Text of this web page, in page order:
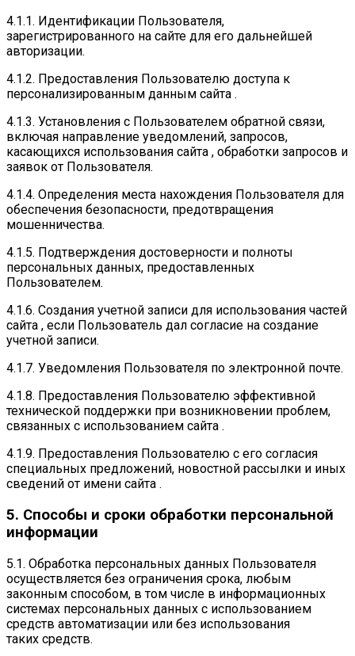
4.1.1. Идентификации Пользователя,
зарегистрированного на сайте для его дальнейшей
авторизации.
4.1.2. Предоставления Пользователю доступа к
персонализированным данным сайта .
4.1.3. Установления с Пользователем обратной связи,
включая направление уведомлений, запросов,
касающихся использования сайта , обработки запросов и
заявок от Пользователя.
4.1.4. Определения места нахождения Пользователя для
обеспечения безопасности, предотвращения
мошенничества.
4.1.5. Подтверждения достоверности и полноты
персональных данных, предоставленных
Пользователем.
4.1.6. Создания учетной записи для использования частей
сайта , если Пользователь дал согласие на создание
учетной записи.
4.1.7. Уведомления Пользователя по электронной почте.
4.1.8. Предоставления Пользователю эффективной
технической поддержки при возникновении проблем,
связанных с использованием сайта .
4.1.9. Предоставления Пользователю с его согласия
специальных предложений, новостной рассылки и иных
сведений от имени сайта .
5. Способы и сроки обработки персональной
информации
5.1. Обработка персональных данных Пользователя
осуществляется без ограничения срока, любым
законным способом, в том числе в информационных
системах персональных данных с использованием
средств автоматизации или без использования
таких средств.